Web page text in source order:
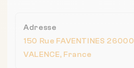
Adresse
150 Rue FAVENTINES 26000
VALENCE, France